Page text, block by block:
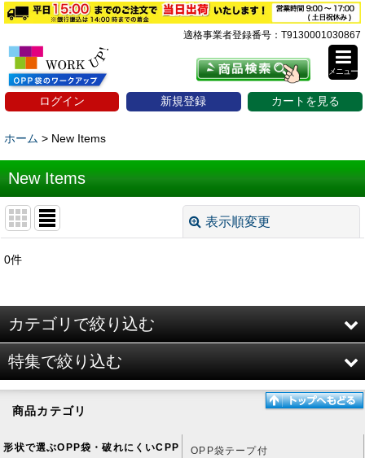
適格事業者登録番号：T9130001030867
ログイン 新規登録 カートを見る
メニュー
ホーム > New Items
New Items
表示順変更
表示数
並び順:
0件
カテゴリで絞り込む
OPP袋テープ付
OPP袋本体側テープ付
OPP袋テープなし
特集で絞り込む
バイオマス
ポチ袋用外袋
商品カテゴリ
形状で選ぶOPP袋・破れにくいCPP
OPP袋テープ付